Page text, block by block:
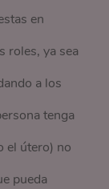
en
roles, ya sea
a los
tenga
el útero) no
pueda